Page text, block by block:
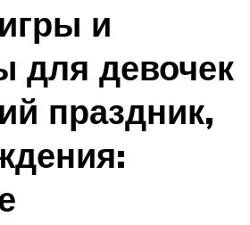
и
для девочек
праздник,